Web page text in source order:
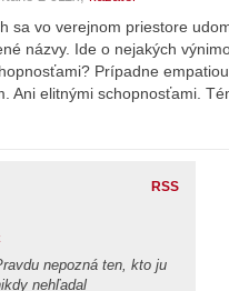
sa vo verejnom priestore
názvy. Ide o nejakých
Prípadne
Ani elitnými schopnosťami.
RSS
nepozná ten, kto ju
nehľadal